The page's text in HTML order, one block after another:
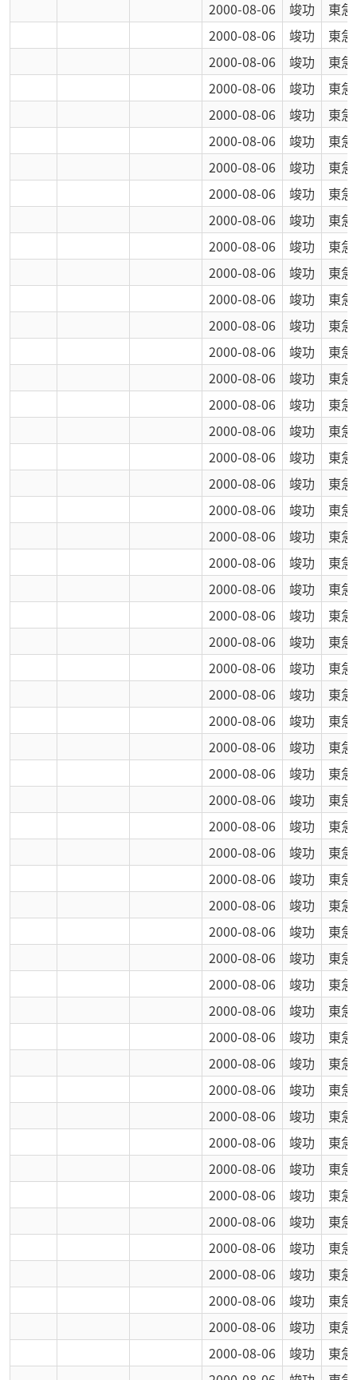
2000-08-06 竣功
東急
2000-08-06
竣功
東急
2000-08-06
竣功
東急
2000-08-06
竣功
東急
2000-08-06
竣功
東急
2000-08-06
竣功
東急
2000-08-06
竣功
東急
2000-08-06
竣功
東急
2000-08-06
竣功
東急
2000-08-06
竣功
東急
2000-08-06
竣功
東急
2000-08-06
竣功
東急
2000-08-06
竣功
東急
2000-08-06
竣功
東急
2000-08-06
竣功
東急
2000-08-06
竣功
東急
2000-08-06
竣功
東急
2000-08-06
竣功
東急
2000-08-06
竣功
東急
2000-08-06
竣功
東急
2000-08-06
竣功
東急
2000-08-06
竣功
東急
2000-08-06
竣功
東急
2000-08-06
竣功
東急
2000-08-06
竣功
東急
2000-08-06
竣功
東急
2000-08-06
竣功
東急
2000-08-06
竣功
東急
2000-08-06
竣功
東急
2000-08-06
竣功
東急
2000-08-06
竣功
東急
2000-08-06
竣功
東急
2000-08-06
竣功
東急
2000-08-06
竣功
東急
2000-08-06
竣功
東急
2000-08-06
竣功
東急
2000-08-06
竣功
東急
2000-08-06
竣功
東急
2000-08-06
竣功
東急
2000-08-06
竣功
東急
2000-08-06
竣功
東急
2000-08-06
竣功
東急
2000-08-06
竣功
東急
2000-08-06
竣功
東急
2000-08-06
竣功
東急
2000-08-06
竣功
東急
2000-08-06
竣功
東急
2000-08-06
竣功
東急
2000-08-06
竣功
東急
2000-08-06
竣功
東急
2000-08-06
竣功
東急
2000-08-06
竣功
東急